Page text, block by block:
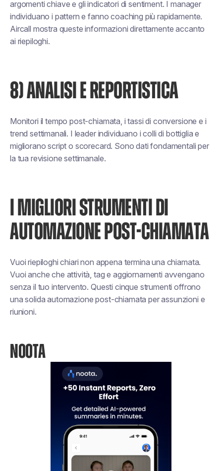
argomenti chiave e gli indicatori di sentiment. I manager
individuano i pattern e fanno coaching più rapidamente.
Aircall mostra queste informazioni direttamente accanto
ai riepiloghi.
8) ANALISI E REPORTISTICA
Monitori il tempo post-chiamata, i tassi di conversione e i
trend settimanali. I leader individuano i colli di bottiglia e
migliorano script o scorecard. Sono dati fondamentali per
la tua revisione settimanale.
I MIGLIORI STRUMENTI DI
AUTOMAZIONE POST-CHIAMATA
Vuoi riepiloghi chiari non appena termina una chiamata.
Vuoi anche che attività, tag e aggiornamenti avvengano
senza il tuo intervento. Questi cinque strumenti offrono
una solida automazione post-chiamata per assunzioni e
riunioni.
NOOTA